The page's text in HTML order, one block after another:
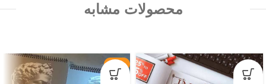
محصولات مشابه
-29%